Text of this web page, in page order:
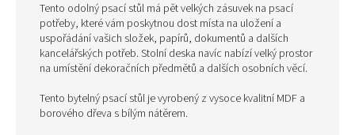
Tento odolný psací stůl má pět velkých zásuvek na psací
potřeby, které vám poskytnou dost místa na uložení a
uspořádání vašich složek, papírů, dokumentů a dalších
kancelářských potřeb. Stolní deska navíc nabízí velký prostor
na umístění dekoračních předmětů a dalších osobních věcí.
Tento bytelný psací stůl je vyrobený z vysoce kvalitní MDF a
borového dřeva s bílým nátěrem.